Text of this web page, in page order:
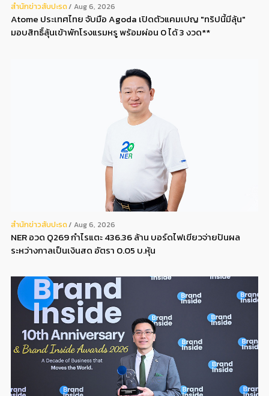
สํานักข่าวสับปะรด Aug 6, 2026
Atome ประเทศไทย จับมือ Agoda เปิดตัวแคมเปญ "ทริปนี้มีลุ้น"
มอบสิทธิ์ลุ้นเข้าพักโรงแรมหรู พร้อมผ่อน 0 ได้ 3 งวด**
สํานักข่าวสับปะรด Aug 6, 2026
NER อวด Q269 กำไรแตะ 436.36 ล้าน บอร์ดไฟเขียวจ่ายปันผล
ระหว่างกาลเป็นเงินสด อัตรา 0.05 บ.หุ้น